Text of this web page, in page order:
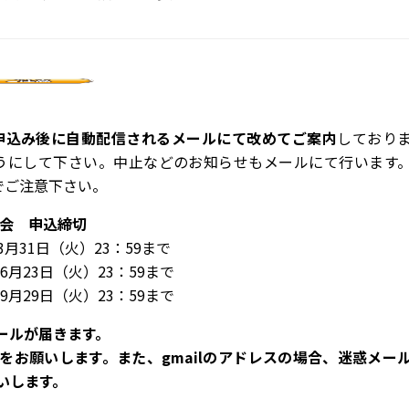
み後に自動配信されるメールにて改めてご案内 しており
して下さい。中止などのお知らせもメールにて行います
注意下さい。
申込締切
31日（火）23：59まで
月23日（火）23：59まで
月29日（火）23：59まで
が届きます。
お願いします。また、gmailのアドレスの場合、迷惑メー
ます。